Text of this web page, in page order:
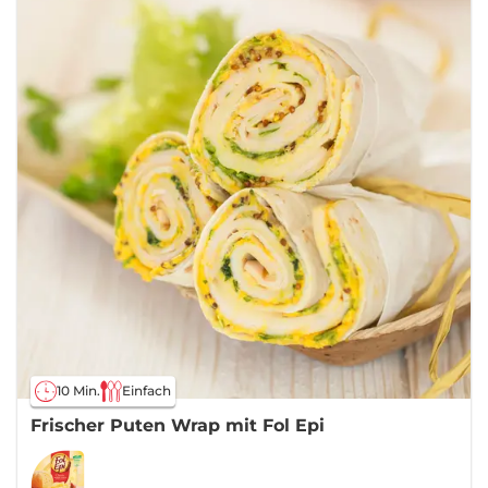
10 Min. Einfach
Frischer Puten Wrap mit Fol Epi